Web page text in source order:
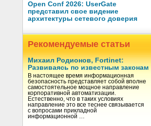
Open Conf 2026: UserGate
представил свое видение
архитектуры сетевого доверия
Рекомендуемые статьи
Михаил Родионов, Fortinet:
Развиваясь по известным законам
В настоящее время информационная
безопасность представляет собой вполне
самостоятельное мощное направление
корпоративной автоматизации.
Естественно, что в таких условиях
направление это все теснее связывается
с вопросами прикладной
информационной …